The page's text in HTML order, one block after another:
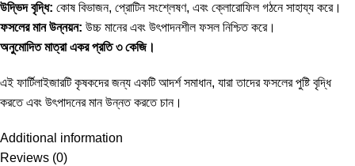
উদ্ভিদ বৃদ্ধি: কোষ বিভাজন, প্রোটিন সংশ্লেষণ, এবং ক্লোরোফিল গঠনে সাহায্য করে।
ফসলের মান উন্নয়ন: উচ্চ মানের এবং উৎপাদনশীল ফসল নিশ্চিত করে।
অনুমোদিত মাত্রা একর প্রতি ৩ কেজি।
এই ফার্টিলাইজারটি কৃষকদের জন্য একটি আদর্শ সমাধান, যারা তাদের ফসলের পুষ্টি বৃদ্ধি
করতে এবং উৎপাদনের মান উন্নত করতে চান।
Additional information
Reviews (0)